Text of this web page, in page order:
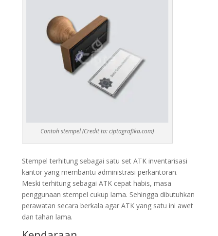
Contoh stempel (Credit to: ciptagrafika.com)
Stempel terhitung sebagai satu set ATK inventarisasi
kantor yang membantu administrasi perkantoran.
Meski terhitung sebagai ATK cepat habis, masa
penggunaan stempel cukup lama. Sehingga dibutuhkan
perawatan secara berkala agar ATK yang satu ini awet
dan tahan lama.